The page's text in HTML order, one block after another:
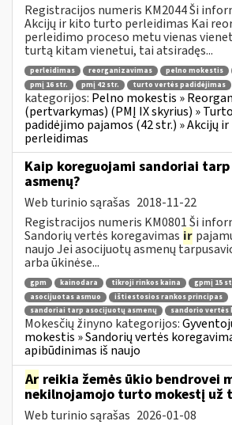
Registracijos numeris KM2044 Ši
Akcijų ir kito turto perleidimas Kai
perleidimo proceso metu vienas
turtą kitam vienetui, tai atsiradęs...
perleidimas reorganizavimas pelno mokestis
pmį 16 str.
pmį 42 str. turto vertės padidėjimas
kategorijos: Pelno mokestis »
(pertvarkymas) (PMĮ IX skyrius) »
padidėjimo pajamos (42 str.) » Akcijų
perleidimas
Kaip koreguojami sandoriai
asmenų?
Web turinio sąrašas 2018-11-22
Registracijos numeris KM0801 Ši
Sandorių vertės koregavimas ir
naujo Jei asocijuotų asmenų
arba ūkinėse...
gpm kainodara tikroji rinkos kaina
gpmį 15
asocijuotas asmuo
ištiestosios rankos principas
sandoriai tarp asocijuotų asmenų
sandorio vertės
Mokesčių žinyno kategorijos:
mokestis » Sandorių vertės
apibūdinimas iš naujo
Ar reikia žemės ūkio bendrovei
nekilnojamojo turto mokestį už
Web turinio sąrašas 2026-01-08